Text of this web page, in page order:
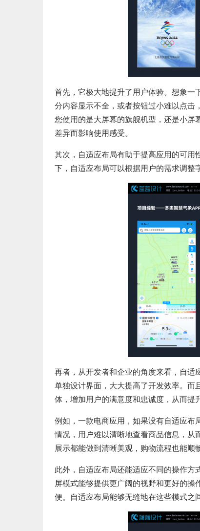
首先，它极大地提升了用户体验。想象一
分内容显示不全，或者按钮过小难以点
您使用的是大屏幕的旗舰机型，还是小屏
差异而影响使用感受。
其次，自适应布局有助于提高应用的可
下，自适应布局可以根据用户的需求调整
再者，从开发者和企业的角度来看，自
单独设计界面，大大提高了开发效率。
体，增加用户的满意度和忠诚度，从而提
例如，一款电商应用，如果没有自适应布
情况，用户难以清晰地查看商品信息，从
展示都能做到清晰美观，购物流程也能顺
此外，自适应布局还能适应不同的操作
屏模式能够提供更广阔的视野和更好的
便。自适应布局能够无缝地在这些模式之